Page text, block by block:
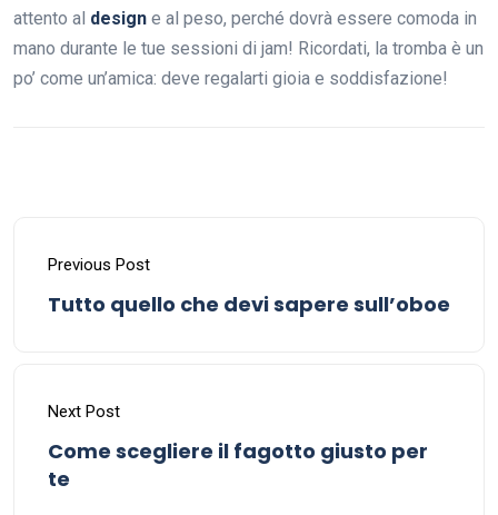
attento al design e al peso, perché dovrà essere comoda in
mano durante le tue sessioni di jam! Ricordati, la tromba è un
po’ come un’amica: deve regalarti gioia e soddisfazione!
Previous Post
Tutto quello che devi sapere sull’oboe
Next Post
Come scegliere il fagotto giusto per
te